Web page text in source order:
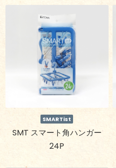
SMARTist
SMT スマート角ハンガー
24P